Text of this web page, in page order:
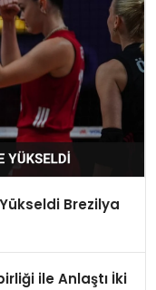
Brezilya
ile Anlaştı İki